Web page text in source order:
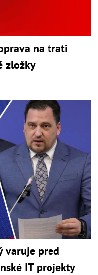
na trati
zložky
varuje pred
IT projekty